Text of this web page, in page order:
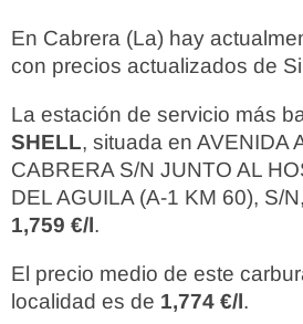
En Cabrera (La) hay
con precios actualizados de
La estación de servicio más
SHELL, situada en AVENIDA
CABRERA S/N JUNTO AL
DEL AGUILA (A-1 KM 60), S/
1,759 €/l.
El precio medio de este
localidad es de 1,774 €/l.